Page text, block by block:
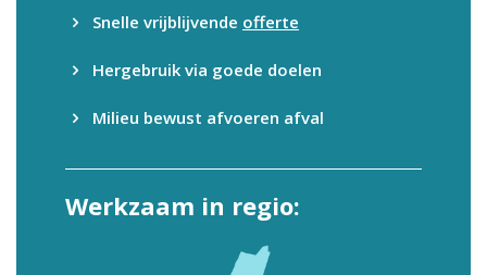
Snelle vrijblijvende offerte
Hergebruik via goede doelen
Milieu bewust afvoeren afval
Werkzaam in regio: